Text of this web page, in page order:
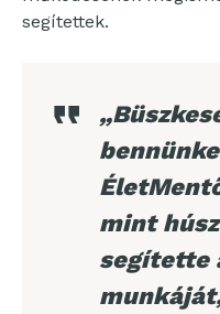
segítettek.
mint
segítette